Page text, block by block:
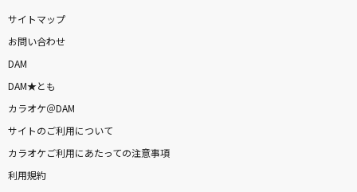
サイトマップ
お問い合わせ
DAM
DAM★とも
カラオケ＠DAM
サイトのご利用について
カラオケご利用にあたっての注意事項
利用規約